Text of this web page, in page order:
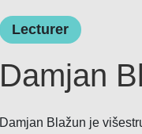
Lecturer
Damjan
Damjan Blažun je